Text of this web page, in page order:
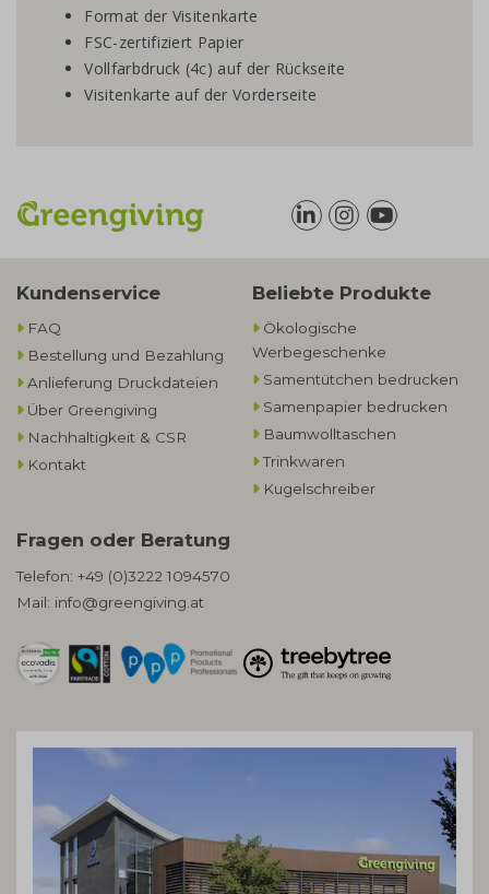
Format der Visitenkarte
FSC-zertifiziert Papier
Vollfarbdruck (4c) auf der Rückseite
Visitenkarte auf der Vorderseite
Kundenservice
FAQ
Bestellung und Bezahlung
Anlieferung Druckdateien
Über Greengiving
Nachhaltigkeit & CSR
Kontakt
Beliebte Produkte
Ökologische
Werbegeschenke​
Samentütchen bedrucken
Samenpapier bedrucken
Baumwolltaschen​
Trinkwaren
Kugelschreiber
Fragen oder Beratung
Telefon: +49 (0)3222 1094570
Mail: info@greengiving.at